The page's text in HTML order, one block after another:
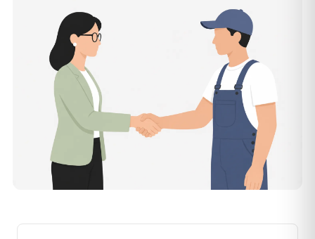
Was kostet die Entrümpelung einer normalen
Wohnung in Hannover?
Für eine durchschnittliche Wohnung mit rund 65 m² liegen
die Kosten in Hannover bei etwa 1.840 €, das entspricht
im Schnitt rund 36,1 € je Quadratmeter. Zugänglichkeit
(Etage, Aufzug), Menge und Sperrmüllanteil verschieben
den Preis nach oben oder unten — den genauen
Festpreis nennt Ihnen der Entrümpler nach kurzer
Beschreibung.
Werden Entrümpelungen in Hannover in Zukunft
teurer?
Seit 2024 verlief die Preisentwicklung in Hannover fallend
(−26 %), mit dem bisherigen Höchststand im Jahr 2024.
Daten zeigen: Wer frühzeitig anfragt, sichert sich das